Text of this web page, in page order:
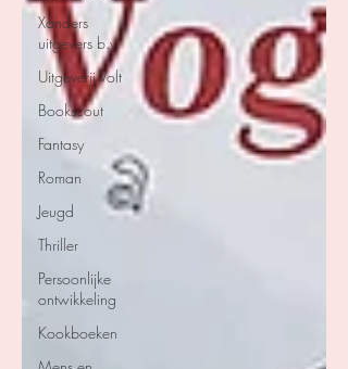
Xanders
uitgevers b.v.
Uitgeverij Volt
Bookscout
Fantasy
Roman
Jeugd
Thriller
Persoonlijke
ontwikkeling
Kookboeken